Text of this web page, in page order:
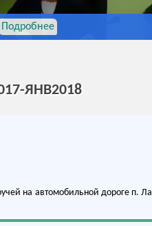
Подробнее
ЯНВ2018
на автомобильной дороге п.